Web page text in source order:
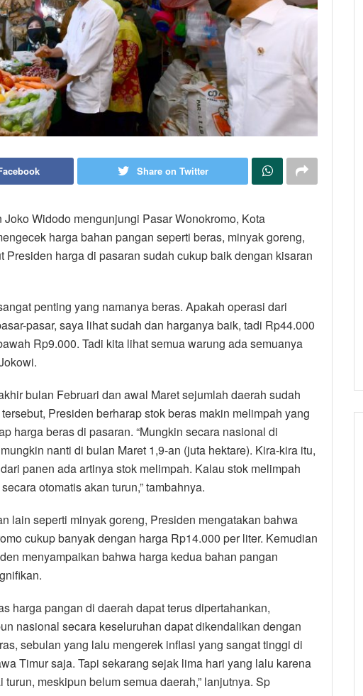
Share on Twitter
Widodo mengunjungi Pasar Wonokromo, Kota
harga bahan pangan seperti beras, minyak goreng,
Presiden harga di pasaran sudah cukup baik dengan kisaran
penting yang namanya beras. Apakah operasi dari
pasar, saya lihat sudah dan harganya baik, tadi Rp44.000
Rp9.000. Tadi kita lihat semua warung ada semuanya
bulan Februari dan awal Maret sejumlah daerah sudah
Presiden berharap stok beras makin melimpah yang
harga beras di pasaran. “Mungkin secara nasional di
nanti di bulan Maret 1,9-an (juta hektare). Kira-kira itu,
panen ada artinya stok melimpah. Kalau stok melimpah
otomatis akan turun,” tambahnya.
lain seperti minyak goreng, Presiden mengatakan bahwa
cukup banyak dengan harga Rp14.000 per liter. Kemudian
menyampaikan bahwa harga kedua bahan pangan
harga pangan di daerah dapat terus dipertahankan,
nasional secara keseluruhan dapat dikendalikan dengan
sebulan yang lalu mengerek inflasi yang sangat tinggi di
Timur saja. Tapi sekarang sejak lima hari yang lalu karena
meskipun belum semua daerah,” lanjutnya. Sp